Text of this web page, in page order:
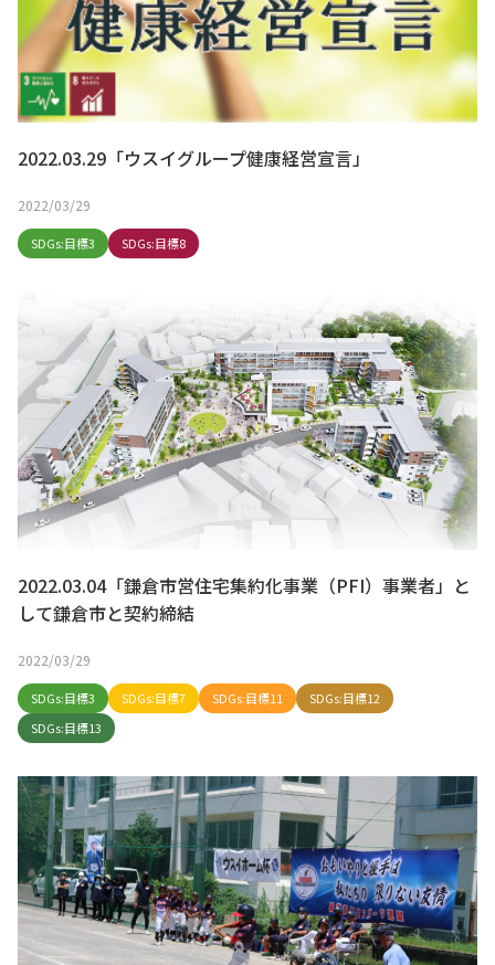
2022.03.29「ウスイグループ健康経営宣言」
2022/03/29
SDGs:目標3 SDGs:目標8
2022.03.04「鎌倉市営住宅集約化事業（PFI）事業者」と
して鎌倉市と契約締結
2022/03/29
SDGs:目標3 SDGs:目標7 SDGs:目標11
SDGs:目標12
SDGs:目標13